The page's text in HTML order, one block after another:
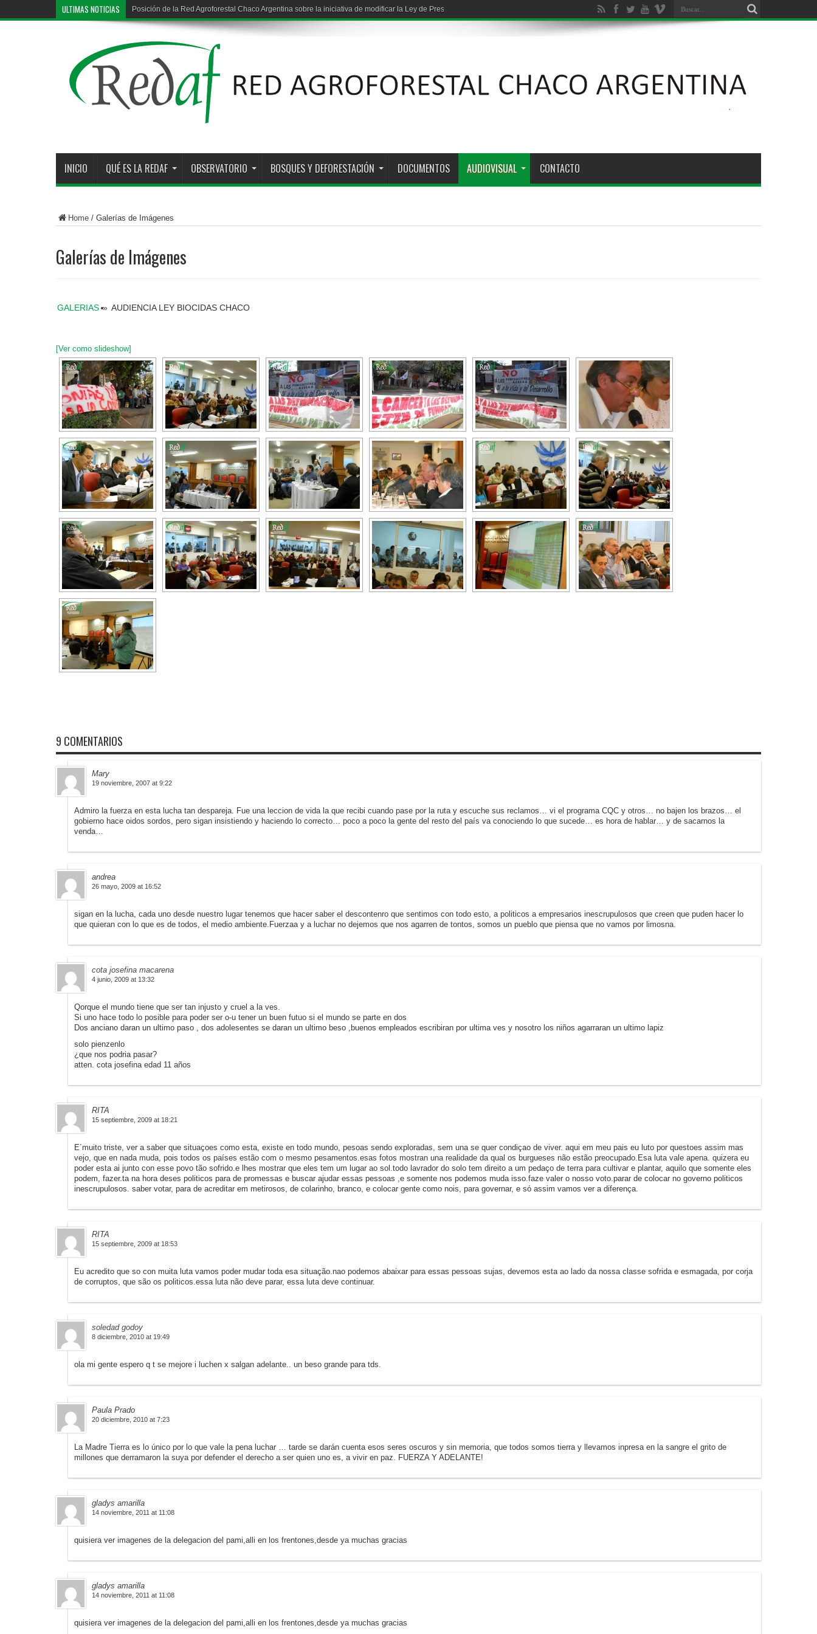
ULTIMAS NOTICIAS Posición de la Red Agroforestal Chaco Argentina sobre la iniciativa de modificar la Ley de Presupuestos Mínimos de Protección Ambiental de los Bosques Nativos N° 26.331
INICIO QUÉ ES LA REDAF OBSERVATORIO BOSQUES Y DEFORESTACIÓN DOCUMENTOS AUDIOVISUAL CONTACTO
Home / Galerías de Imágenes
Galerías de Imágenes
GALERIAS » AUDIENCIA LEY BIOCIDAS CHACO
[Ver como slideshow]
9 COMENTARIOS
Mary
19 noviembre, 2007 at 9:22
Admiro la fuerza en esta lucha tan despareja. Fue una leccion de vida la que recibi cuando pase por la ruta y escuche sus reclamos… vi el programa CQC y otros… no bajen los brazos… el
gobierno hace oidos sordos, pero sigan insistiendo y haciendo lo correcto… poco a poco la gente del resto del país va conociendo lo que sucede… es hora de hablar… y de sacarnos la
venda…
andrea
26 mayo, 2009 at 16:52
sigan en la lucha, cada uno desde nuestro lugar tenemos que hacer saber el descontenro que sentimos con todo esto, a politicos a empresarios inescrupulosos que creen que puden hacer lo
que quieran con lo que es de todos, el medio ambiente.Fuerzaa y a luchar no dejemos que nos agarren de tontos, somos un pueblo que piensa que no vamos por limosna.
cota josefina macarena
4 junio, 2009 at 13:32
Qorque el mundo tiene que ser tan injusto y cruel a la ves.
Si uno hace todo lo posible para poder ser o-u tener un buen futuo si el mundo se parte en dos
Dos anciano daran un ultimo paso , dos adolesentes se daran un ultimo beso ,buenos empleados escribiran por ultima ves y nosotro los niños agarraran un ultimo lapiz
solo pienzenlo
¿que nos podria pasar?
atten. cota josefina edad 11 años
RITA
15 septiembre, 2009 at 18:21
E´muito triste, ver a saber que situaçoes como esta, existe en todo mundo, pesoas sendo exploradas, sem una se quer condiçao de viver. aqui em meu pais eu luto por questoes assim mas
vejo, que en nada muda, pois todos os países estão com o mesmo pesamentos.esas fotos mostran una realidade da qual os burgueses não estão preocupado.Esa luta vale apena. quizera eu
poder esta ai junto con esse povo tão sofrido.e lhes mostrar que eles tem um lugar ao sol.todo lavrador do solo tem direito a um pedaço de terra para cultivar e plantar, aquilo que somente eles
podem, fazer.ta na hora deses politicos para de promessas e buscar ajudar essas pessoas ,e somente nos podemos muda isso.faze valer o nosso voto.parar de colocar no governo politicos
inescrupulosos. saber votar, para de acreditar em metirosos, de colarinho, branco, e colocar gente como nois, para governar, e só assim vamos ver a diferença.
RITA
15 septiembre, 2009 at 18:53
Eu acredito que so con muita luta vamos poder mudar toda esa situação.nao podemos abaixar para essas pessoas sujas, devemos esta ao lado da nossa classe sofrida e esmagada, por corja
de corruptos, que são os politicos.essa luta não deve parar, essa luta deve continuar.
soledad godoy
8 diciembre, 2010 at 19:49
ola mi gente espero q t se mejore i luchen x salgan adelante.. un beso grande para tds.
Paula Prado
20 diciembre, 2010 at 7:23
La Madre Tierra es lo único por lo que vale la pena luchar … tarde se darán cuenta esos seres oscuros y sin memoria, que todos somos tierra y llevamos inpresa en la sangre el grito de
millones que derramaron la suya por defender el derecho a ser quien uno es, a vivir en paz. FUERZA Y ADELANTE!
gladys amarilla
14 noviembre, 2011 at 11:08
quisiera ver imagenes de la delegacion del pami,alli en los frentones,desde ya muchas gracias
gladys amarilla
14 noviembre, 2011 at 11:08
quisiera ver imagenes de la delegacion del pami,alli en los frentones,desde ya muchas gracias